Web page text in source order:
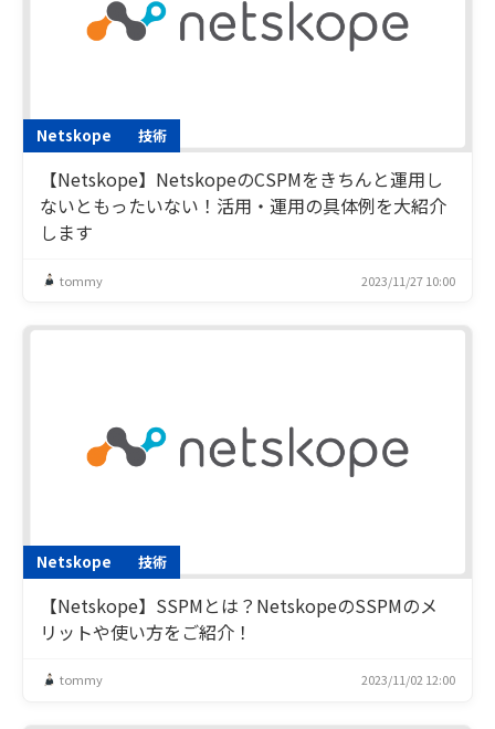
Netskope 技術
【Netskope】NetskopeのCSPMをきちんと運用し
ないともったいない！活用・運用の具体例を大紹介
します
tommy 2023/11/27 10:00
Netskope 技術
【Netskope】SSPMとは？NetskopeのSSPMのメ
リットや使い方をご紹介！
tommy 2023/11/02 12:00